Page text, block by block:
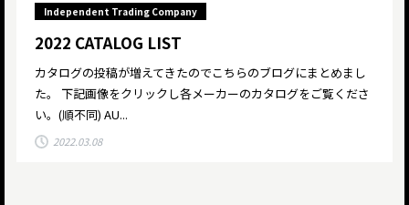
Independent Trading Company
2022 CATALOG LIST
カタログの投稿が増えてきたのでこちらのブログにまとめまし
た。 下記画像をクリックし各メーカーのカタログをご覧くださ
い。(順不同) AU...
2022.03.08